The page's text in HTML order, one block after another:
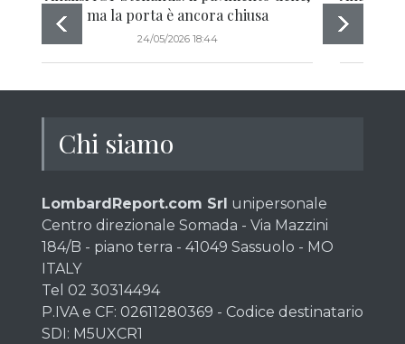
ma la porta è ancora chiusa
24/05/2026 18:44
Chi siamo
LombardReport.com Srl unipersonale
Centro direzionale Somada - Via Mazzini
184/B - piano terra - 41049 Sassuolo - MO
ITALY
Tel 02 30314494
P.IVA e CF: 02611280369 - Codice destinatario
SDI: M5UXCR1